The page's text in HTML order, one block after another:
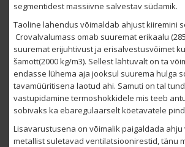
segmentidest massiivne salvestav südamik.
Taoline lahendus võimaldab ahjust kiiremini
Crovalvalumass omab suuremat erikaalu
suuremat erijuhtivust ja erisalvestusvõimet
šamott(2000 kg/m3). Sellest lähtuvalt on ta
endasse lühema aja jooksul suurema hulga
tavamüüritisena laotud ahi. Samuti on tal
vastupidamine termoshokkidele mis teeb
sobivaks ka ebaregulaarselt köetavatele
Lisavarustusena on võimalik paigaldada
metallist suletavad ventilatsioonirestid, tänu